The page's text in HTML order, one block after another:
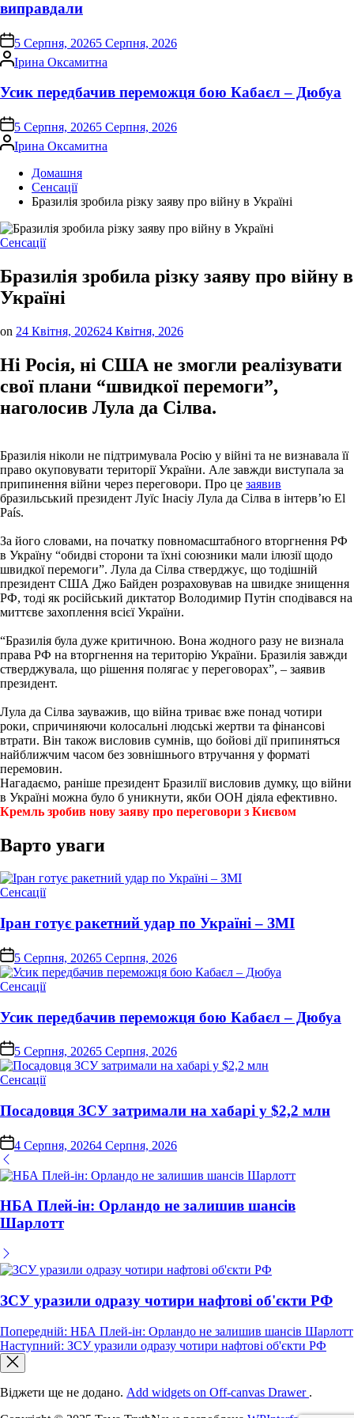
виправдали
on 5 Серпня, 20265 Серпня, 2026
Опубліковано
Ірина Оксамитна
Усик передбачив переможця бою Кабаєл – Дюбуа
on 5 Серпня, 20265 Серпня, 2026
Опубліковано
Ірина Оксамитна
Домашня
Сенсації
Бразилія зробила різку заяву про війну в Україні
Опублікувати
Сенсації
Бразилія зробила різку заяву про війну в
Україні
on 24 Квітня, 202624 Квітня, 2026
Ні Росія, ні США не змогли реалізувати
свої плани “швидкої перемоги”,
наголосив Лула да Сілва.
Бразилія ніколи не підтримувала Росію у війні та не визнавала її
право окуповувати території України. Але завжди виступала за
припинення війни через переговори. Про це заявив
бразильський президент Луїс Інасіу Лула да Сілва в інтервʼю El
País.
За його словами, на початку повномасштабного вторгнення РФ
в Україну “обидві сторони та їхні союзники мали ілюзії щодо
швидкої перемоги”. Лула да Сілва стверджує, що тодішній
президент США Джо Байден розраховував на швидке знищення
РФ, тоді як російський диктатор Володимир Путін сподівався на
миттєве захоплення всієї України.
“Бразилія була дуже критичною. Вона жодного разу не визнала
права РФ на вторгнення на територію України. Бразилія завжди
стверджувала, що рішення полягає у переговорах”, – заявив
президент.
Лула да Сілва зауважив, що війна триває вже понад чотири
роки, спричиняючи колосальні людські жертви та фінансові
втрати. Він також висловив сумнів, що бойові дії припиняться
найближчим часом без зовнішнього втручання у форматі
перемовин.
Нагадаємо, раніше президент Бразилії висловив думку, що війни
в Україні можна було б уникнути, якби ООН діяла ефективно.
Кремль зробив нову заяву про переговори з Києвом
Варто уваги
Опублікувати
Сенсації
Іран готує ракетний удар по Україні – ЗМІ
on 5 Серпня, 20265 Серпня, 2026
Опублікувати
Сенсації
Усик передбачив переможця бою Кабаєл – Дюбуа
on 5 Серпня, 20265 Серпня, 2026
Опублікувати
Сенсації
Посадовця ЗСУ затримали на хабарі у $2,2 млн
on4 Серпня, 20264 Серпня, 2026
НБА Плей-ін: Орландо не залишив шансів
Шарлотт
ЗСУ уразили одразу чотири нафтові об'єкти РФ
Навігація
записів
Попередній: НБА Плей-ін: Орландо не залишив шансів Шарлотт
Наступний: ЗСУ уразили одразу чотири нафтові об'єкти РФ
Віджети ще не додано. Add widgets on Off-canvas Drawer .